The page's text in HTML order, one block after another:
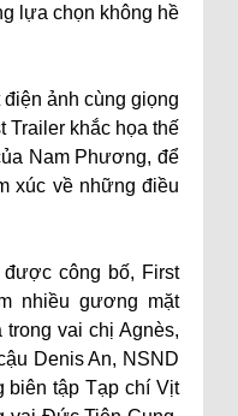
lựa chọn không hề
ảnh cùng giọng
Trailer khắc họa thế
Nam Phương, để
xúc về những điều
công bố, First
nhiều gương mặt
vai chị Agnès,
Denis An, NSND
biên tập Tạp chí Vịt